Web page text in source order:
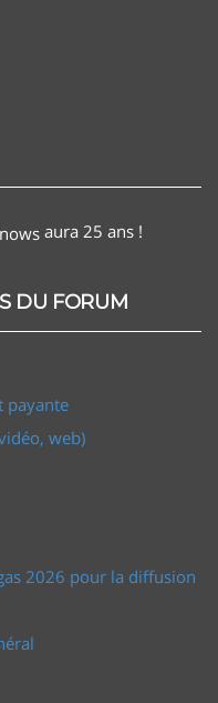
aura 25 ans !
DU FORUM
payante
web)
2026 pour la diffusion